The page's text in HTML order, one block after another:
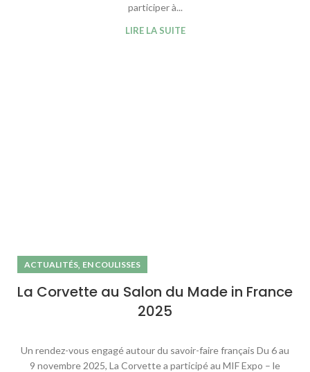
participer à...
LIRE LA SUITE
ACTUALITÉS, EN COULISSES
La Corvette au Salon du Made in France
2025
Un rendez-vous engagé autour du savoir-faire français Du 6 au
9 novembre 2025, La Corvette a participé au MIF Expo – le